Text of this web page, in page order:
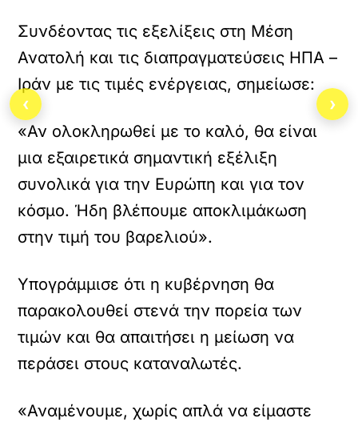
ό
ο
ε
ν
σ
ω
μ
α
ω
έ
ν
ε
ι
ε
χ
ό
ν
Συνδέοντας τις εξελίξεις στη Μέση
Ανατολή και τις διαπραγματεύσεις ΗΠΑ –
Ιράν με τις τιμές ενέργειας, σημείωσε:
«Αν ολοκληρωθεί με το καλό, θα είναι
μια εξαιρετικά σημαντική εξέλιξη
συνολικά για την Ευρώπη και για τον
κόσμο. Ήδη βλέπουμε αποκλιμάκωση
στην τιμή του βαρελιού».
Υπογράμμισε ότι η κυβέρνηση θα
παρακολουθεί στενά την πορεία των
τιμών και θα απαιτήσει η μείωση να
περάσει στους καταναλωτές.
«Αναμένουμε, χωρίς απλά να είμαστε
‹ ›